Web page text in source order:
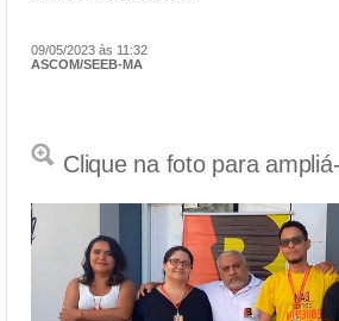
09/05/2023 às 11:32
ASCOM/SEEB-MA
Clique na foto para